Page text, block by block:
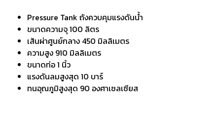
Pressure Tank ถังควบคุมแรงดันน้ำ
ขนาดความจุ 100 ลิตร
เส้นผ่าศูนย์กลาง 450 มิลลิเมตร
ความสูง 910 มิลลิเมตร
ขนาดท่อ 1 นิ้ว
แรงดันลมสูงสุด 10 บาร์
ทนอุณภูมิสูงสุด 90 องศาเซลเซียส